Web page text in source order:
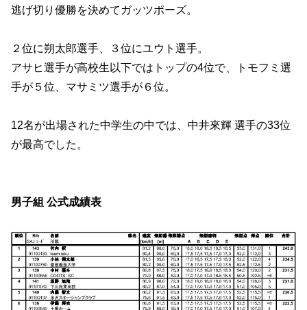
逃げ切り優勝を決めてガッツポーズ。
２位に朔太郎選手、３位にユウト選手。
アサヒ選手が高校生以下ではトップの4位で、トモフミ選
手が５位、マサミツ選手が６位。
12名が出場された中学生の中では、中井來輝 選手の33位
が最高でした。
男子組 公式成績表